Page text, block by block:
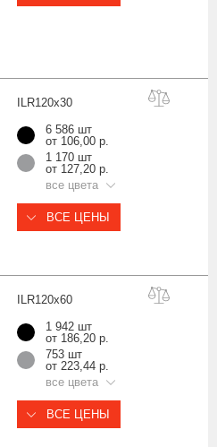
ILR120x30
6 586 шт
от 106,00 р.
1 170 шт
от 127,20 р.
все цвета
ВСЕ ЦЕНЫ
ILR120x60
1 942 шт
от 186,20 р.
753 шт
от 223,44 р.
все цвета
ВСЕ ЦЕНЫ